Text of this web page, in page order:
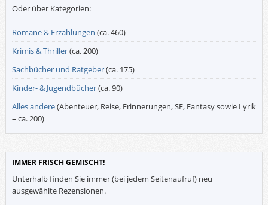
Oder über Kategorien:
Romane & Erzählungen (ca. 460)
Krimis & Thriller(ca. 200)
Sachbücher und Ratgeber(ca. 175)
Kinder- & Jugendbücher(ca. 90)
Alles andere(Abenteuer, Reise, Erinnerungen, SF, Fantasy sowie Lyrik
– ca. 200)
IMMER FRISCH GEMISCHT!
Unterhalb finden Sie immer (bei jedem Seitenaufruf) neu
ausgewählte Rezensionen.